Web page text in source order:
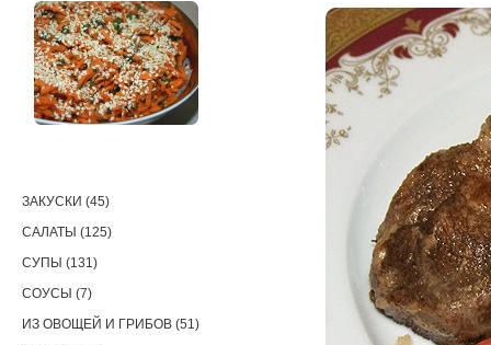
ЗАКУСКИ (45)
САЛАТЫ (125)
СУПЫ (131)
СОУСЫ (7)
ИЗ ОВОЩЕЙ И ГРИБОВ (51)